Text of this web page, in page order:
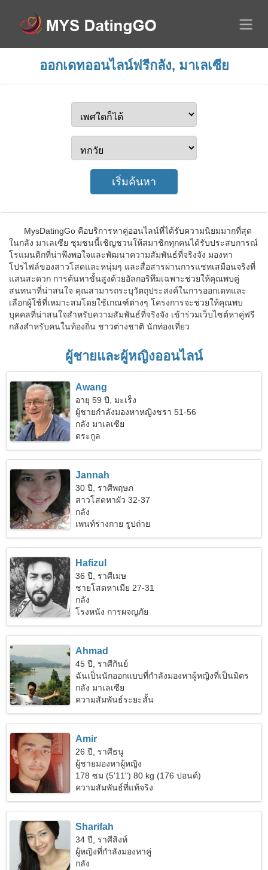
ออกเดทออนไลน์ฟรีกลัง, มาเลเซีย
MysDatingGo คือบริการหาคู่ออนไลน์ที่ได้รับความนิยมมากที่สุด
ในกลัง มาเลเซีย ชุมชนนี้เชิญชวนให้สมาชิกทุกคนได้รับประสบการณ์
โรแมนติกที่น่าพึงพอใจและพัฒนาความสัมพันธ์ที่จริงจัง มองหา
โปรไฟล์ของสาวโสดและหนุ่มๆ และสื่อสารผ่านการแชทเสมือนจริงที่
แสนสะดวก การค้นหาขั้นสูงด้วยอัลกอริทึมเฉพาะช่วยให้คุณพบคู่
สนทนาที่น่าสนใจ คุณสามารถระบุวัตถุประสงค์ในการออกเดทและ
เลือกผู้ใช้ที่เหมาะสมโดยใช้เกณฑ์ต่างๆ โครงการจะช่วยให้คุณพบ
บุคคลที่น่าสนใจสำหรับความสัมพันธ์ที่จริงจัง เข้าร่วมเว็บไซต์หาคู่ฟรี
กลังสำหรับคนในท้องถิ่น ชาวต่างชาติ นักท่องเที่ยว
ผู้ชายและผู้หญิงออนไลน์
Awang
อายุ 59 ปี, มะเร็ง
ผู้ชายกำลังมองหาหญิงชรา 51-56
กลัง มาเลเซีย
ตระกูล
Jannah
30 ปี, ราศีพฤษภ
สาวโสดหาผัว 32-37
กลัง
เพนท์ร่างกาย รูปถ่าย
Hafizul
36 ปี, ราศีเมษ
ชายโสดหาเมีย 27-31
กลัง
โรงหนัง การผจญภัย
Ahmad
45 ปี, ราศีกันย์
ฉันเป็นนักออกแบบที่กำลังมองหาผู้หญิงที่เป็นมิตร
กลัง มาเลเซีย
ความสัมพันธ์ระยะสั้น
Amir
26 ปี, ราศีธนู
ผู้ชายมองหาผู้หญิง
178 ซม (5'11") 80 kg (176 ปอนด์)
ความสัมพันธ์ที่แท้จริง
Sharifah
34 ปี, ราศีสิงห์
ผู้หญิงที่กำลังมองหาคู่
กลัง